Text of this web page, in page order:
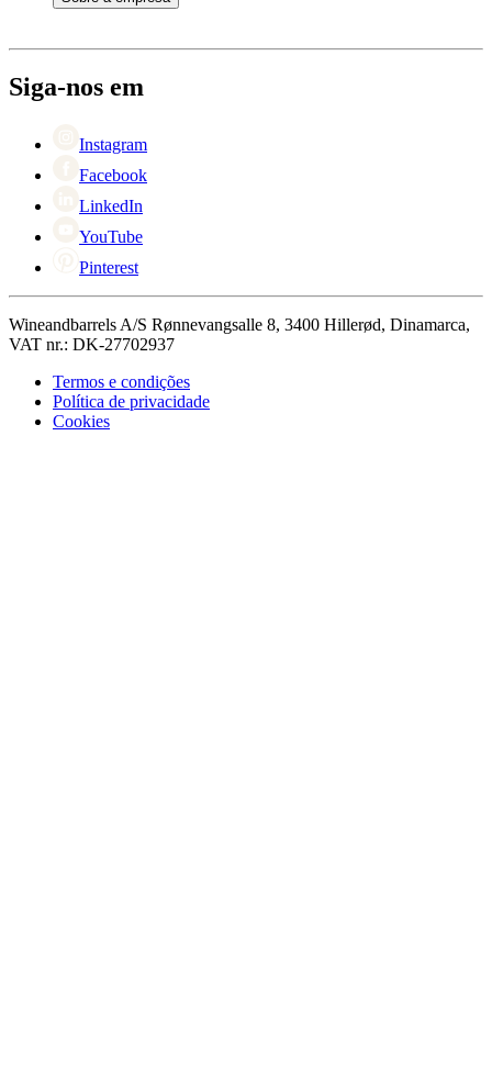
Pagamento
Retorno
Black Friday
Singles Day
Siga-nos em
Instagram
Facebook
LinkedIn
YouTube
Pinterest
Wineandbarrels A/S Rønnevangsalle 8, 3400 Hillerød, Dinamarca,
VAT nr.: DK-27702937
Termos e condições
Política de privacidade
Cookies